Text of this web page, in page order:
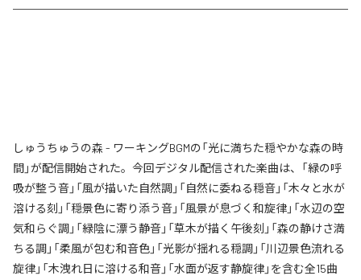
しゅうちゅうの森 - ワーキングBGMの「光に満ちた穏やかな森の時
間」が配信開始された。今回デジタル配信された楽曲は、「緑の呼
吸が整う音」「風が描いた自然調」「自然に委ねる穏音」「木々と水が
溶ける刻」「穏景色に寄り添う音」「風景が息づく和旋律」「水辺の空
気和らぐ調」「緑陰に漂う静音」「草木が描く午後刻」「森の静けさ満
ちる調」「柔風が包む和音色」「光影が揺れる穏調」「川辺景色流れる
旋律」「木洩れ日に溶ける和音」「水面が返す静旋律」を含む全15曲